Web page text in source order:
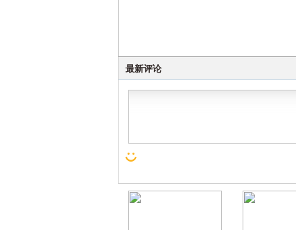
最新评论